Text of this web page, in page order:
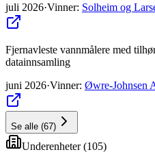
juli 2026·Vinner: Solheim og
Fjernavleste vannmålere med
datainnsamling
juni 2026·Vinner: Øwre-Johnsen
Se alle (67)
Underenheter (105)